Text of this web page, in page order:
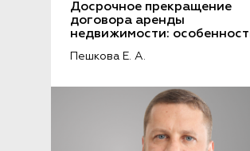
Досрочное прекращение
договора аренды
недвижимости:
Пешкова Е. А.